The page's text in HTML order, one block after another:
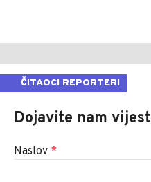
ČITAOCI REPORTERI
Dojavite nam vijest
Naslov *